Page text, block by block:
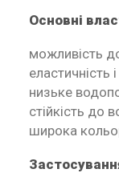
Основні
можливість
еластичність
низьке
стійкість до
широка